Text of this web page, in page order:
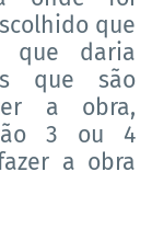
que
que daria
que são
a obra,
3 ou 4
a obra